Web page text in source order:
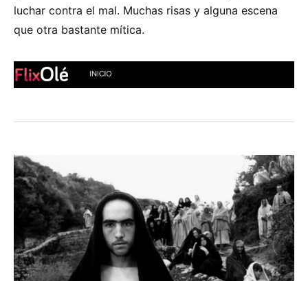
luchar contra el mal. Muchas risas y alguna escena
que otra bastante mítica.